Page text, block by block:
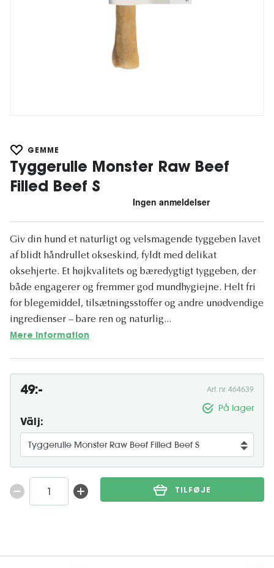
GEMME
Tyggerulle Monster Raw Beef
Filled Beef S
Giv din hund et naturligt og velsmagende tyggeben lavet
af blidt håndrullet okseskind, fyldt med delikat
oksehjerte. Et højkvalitets og bæredygtigt tyggeben, der
både engagerer og fremmer god mundhygiejne. Helt fri
for blegemiddel, tilsætningsstoffer og andre unødvendige
ingredienser – bare ren og naturlig...
Mere information
49:- Art. nr. 464639
På lager
Välj:
TILFØJE